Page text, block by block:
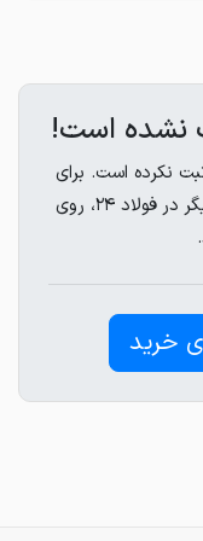
نشده است!
نکرده است. برای
مشاهده درخواست‌های خرید کاربران دیگر در فولاد ۲۴، روی
خرید